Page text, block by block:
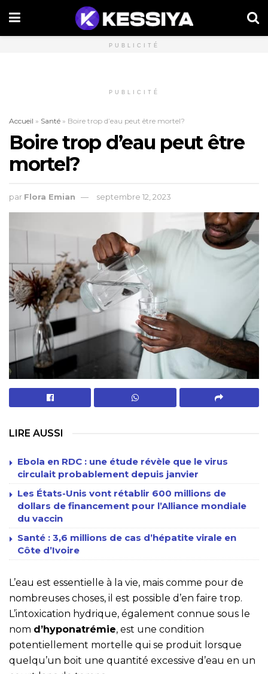
PUBLICITÉ
PUBLICITÉ
Accueil » Santé » Boire trop d’eau peut être mortel?
Boire trop d’eau peut être
mortel?
par Flora Emian septembre 12, 2023
LIRE AUSSI
Ebola en RDC : une étude révèle que le virus
circulait probablement depuis janvier
Les États-Unis vont rétablir 600 millions de
dollars de financement pour l’Alliance mondiale
du vaccin
Santé : 3,6 millions de cas d’hépatite virale en
Côte d’Ivoire
L’eau est essentielle à la vie, mais comme pour de
nombreuses choses, il est possible d’en faire trop.
L’intoxication hydrique, également connue sous le
nom d’hyponatrémie, est une condition
potentiellement mortelle qui se produit lorsque
quelqu’un boit une quantité excessive d’eau en un